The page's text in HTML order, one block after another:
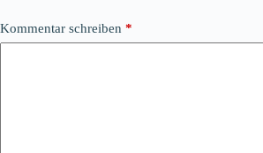
Kommentar schreiben *